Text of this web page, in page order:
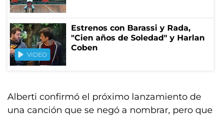
VIDEO
Estrenos con Barassi y Rada,
"Cien años de Soledad" y Harlan
Coben
Alberti confirmó el próximo lanzamiento de
una canción que se negó a nombrar, pero que